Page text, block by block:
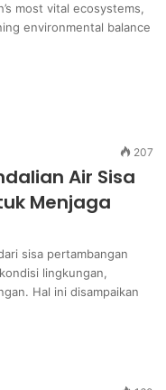
most vital ecosystems,
environmental balance
207
Air Sisa
Menjaga
sisa pertambangan
lingkungan,
Hal ini disampaikan